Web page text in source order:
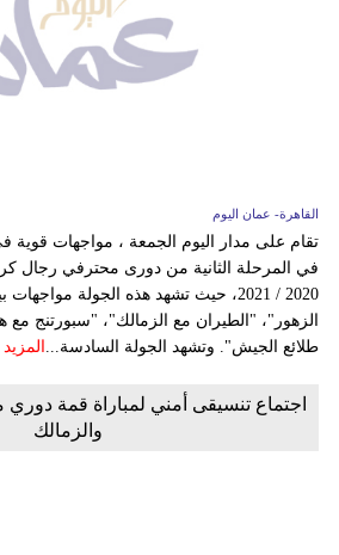
القاهرة- عمان اليوم
تقام على مدار اليوم الجمعة ، مواجهات قوية
في المرحلة الثانية من دورى محترفي رجال
2020 / 2021، حيث تشهد هذه الجولة
الزهور"، "الطيران مع الزمالك"، "سبورتنج مع
طلائع الجيش". وتشهد الجولة السادسة... المزيد
اجتماع تنسيقى أمني لمباراة قمة دوري
والزمالك